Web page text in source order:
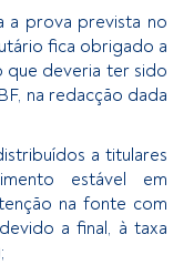
e conteúdo,
de serviços.
prova prevista no
fica obrigado a
deveria ter sido
na redacção dada
a titulares
estável em
na fonte com
a final, à taxa